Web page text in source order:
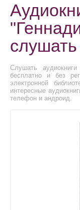
Слушать
бесплатно и без
электронной
интересные
телефон и андроид.